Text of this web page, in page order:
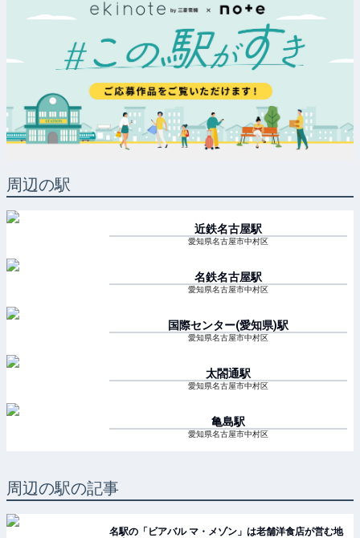
周辺の駅
近鉄名古屋駅
愛知県名古屋市中村区
名鉄名古屋駅
愛知県名古屋市中村区
国際センター(愛知県)駅
愛知県名古屋市中村区
太閤通駅
愛知県名古屋市中村区
亀島駅
愛知県名古屋市中村区
周辺の駅の記事
名駅の「ビアバル マ・メゾン」は老舗洋食店が営む地